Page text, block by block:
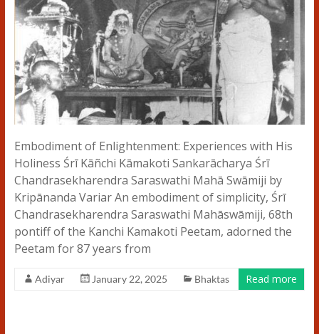
Embodiment of Enlightenment: Experiences with His
Holiness Śrī Kāñchi Kāmakoti Sankarācharya Śrī
Chandrasekharendra Saraswathi Mahā Swāmiji by
Kripānanda Variar An embodiment of simplicity, Śrī
Chandrasekharendra Saraswathi Mahāswāmiji, 68th
pontiff of the Kanchi Kamakoti Peetam, adorned the
Peetam for 87 years from
Adiyar January 22, 2025 Bhaktas Read more